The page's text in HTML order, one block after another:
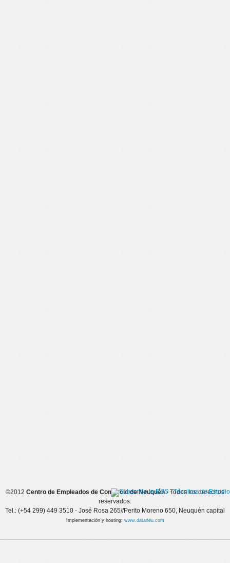
©2012 Centro de Empleados de Comercio de Neuquén- Todos los derechos
reservados.
Tel.: (+54 299) 449 3510 - José Rosa 265//Perito Moreno 650, Neuquén capital
Implementación y hosting: www.dataneu.com